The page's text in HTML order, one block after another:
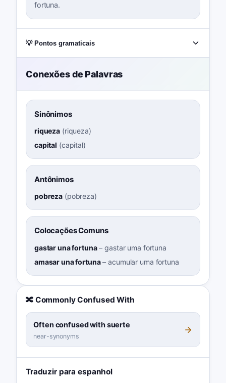
fortuna.
💡 Pontos gramaticais
Conexões de Palavras
Sinônimos
riqueza (riqueza)
capital (capital)
Antônimos
pobreza (pobreza)
Colocações Comuns
gastar una fortuna–gastar uma fortuna
amasar una fortuna–acumular uma fortuna
🔀 Commonly Confused With
Often confused with suerte
near-synonyms
Traduzir para espanhol